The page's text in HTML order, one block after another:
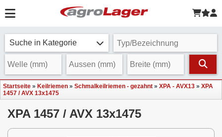
Suche in Kategorie
Startseite » Keilriemen » Schmalkeilriemen - gezahnt » XPA - AVX13 » XPA
1457 / AVX 13x1475
XPA 1457 / AVX 13x1475